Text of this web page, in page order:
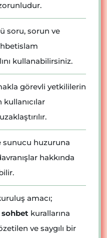
soru, sorun ve
kullanabilirsiniz.
görevli yetkililerin
kullanıcılar
sunucu huzuruna
hakkında
amacı;
kurallarına
ve saygılı bir